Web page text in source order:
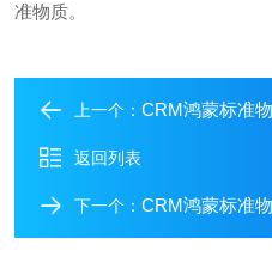
准物质。
上一个： CRM鸿蒙标准物质/四氯
返回列表
下一个： CRM鸿蒙标准物质/四氯